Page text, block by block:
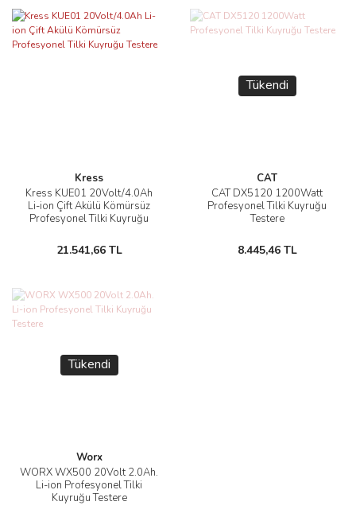
Kress
Kress KUE01 20Volt/4.0Ah
Li-ion Çift Akülü Kömürsüz
Profesyonel Tilki Kuyruğu
21.541,66 TL
Tükendi
CAT
CAT DX5120 1200Watt
Profesyonel Tilki Kuyruğu
Testere
8.445,46 TL
Tükendi
Worx
WORX WX500 20Volt 2.0Ah.
Li-ion Profesyonel Tilki
Kuyruğu Testere